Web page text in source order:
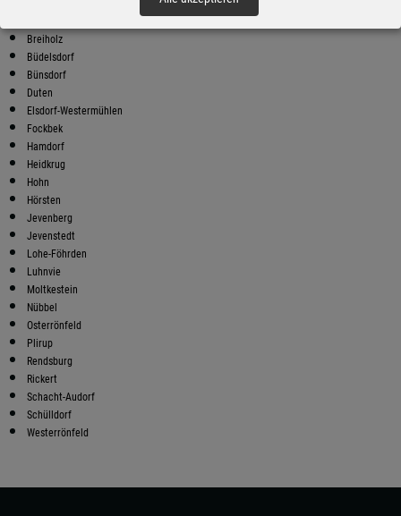
Breiholz
Büdelsdorf
Bünsdorf
Duten
Elsdorf-Westermühlen
Fockbek
Hamdorf
Heidkrug
Hohn
Hörsten
Jevenberg
Jevenstedt
Lohe-Föhrden
Luhnvie
Moltkestein
Nübbel
Osterrönfeld
Plirup
Rendsburg
Rickert
Schacht-Audorf
Schülldorf
Westerrönfeld